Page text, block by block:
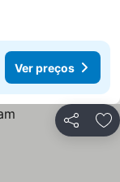
Ver preços
Partilhar